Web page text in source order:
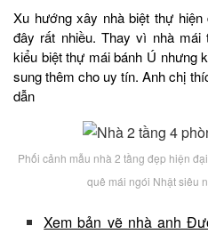
Xu hướng xây nhà biệt thự
đây rất nhiều. Thay vì nhà
kiểu biệt thự mái bánh Ú nhưng
sung thêm cho uy tín. Anh chị
dẫn
Phối cảnh mẫu nhà 2 tầng đẹp hiện
quê mái ngói Nhật siêu
Xem bản vẽ nhà anh